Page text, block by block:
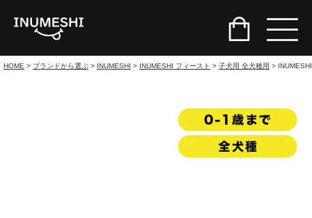
HOME ブランドから選ぶ INUMESHI INUMESHI フィースト 子犬用 全犬種用